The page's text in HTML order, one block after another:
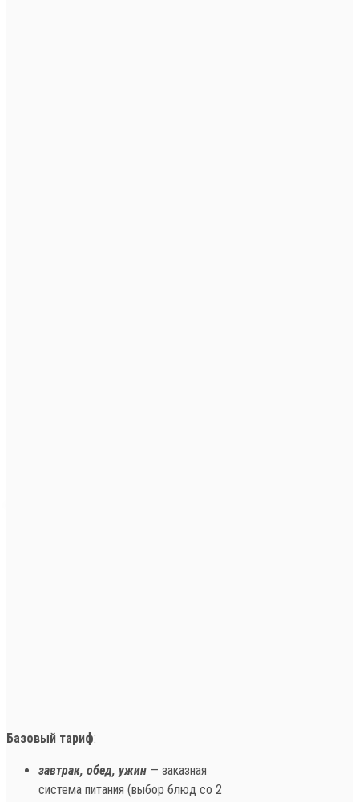
Базовый тариф:
завтрак, обед, ужин — заказная
система питания (выбор блюд со 2